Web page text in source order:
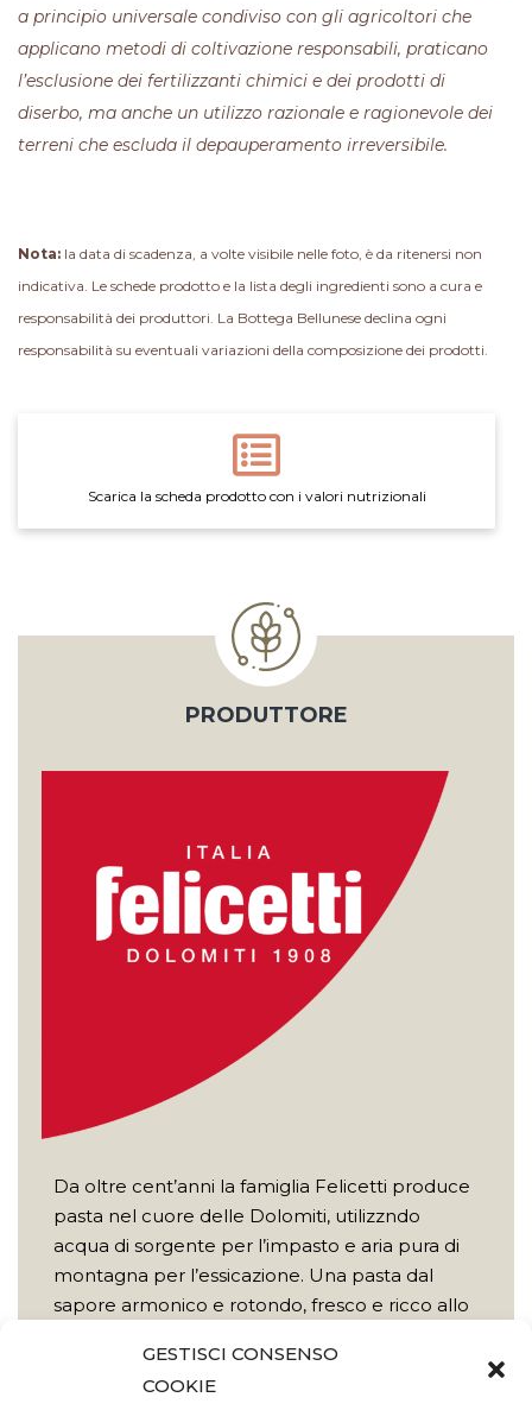
GESTISCI CONSENSO
COOKIE
a principio universale condiviso con gli agricoltori che
applicano metodi di coltivazione responsabili, praticano
l’esclusione dei fertilizzanti chimici e dei prodotti di
diserbo, ma anche un utilizzo razionale e ragionevole dei
terreni che escluda il depauperamento irreversibile.
Nota: la data di scadenza, a volte visibile nelle foto, è da ritenersi non
indicativa. Le schede prodotto e la lista degli ingredienti sono a cura e
responsabilità dei produttori. La Bottega Bellunese declina ogni
responsabilità su eventuali variazioni della composizione dei prodotti.
Scarica la scheda prodotto con i valori nutrizionali
PRODUTTORE
Da oltre cent’anni la famiglia Felicetti produce
pasta nel cuore delle Dolomiti, utilizzndo
acqua di sorgente per l’impasto e aria pura di
montagna per l’essicazione. Una pasta dal
sapore armonico e rotondo, fresco e ricco allo
subito, già dall’acqua che bolle.